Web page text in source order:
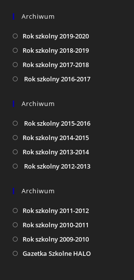
Archiwum
Rok szkolny 2019-2020
Rok szkolny 2018-2019
Rok szkolny 2017-2018
Rok szkolny 2016-2017
Archiwum
Rok szkolny 2015-2016
Rok szkolny 2014-2015
Rok szkolny 2013-2014
Rok szkolny 2012-2013
Archiwum
Rok szkolny 2011-2012
Rok szkolny 2010-2011
Rok szkolny 2009-2010
Gazetka Szkolne HALO